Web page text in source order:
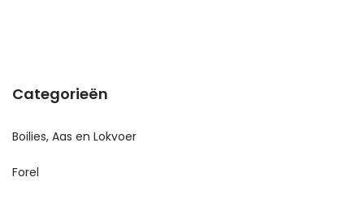
Categorieën
Boilies, Aas en Lokvoer
Forel